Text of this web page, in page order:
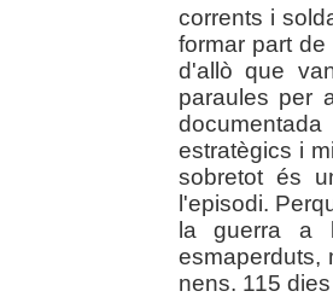
corrents i
formar part
d'allò que
paraules per
estratègics i
sobretot és
l'episodi.
la guerra a
esmaperduts,
nens. 115